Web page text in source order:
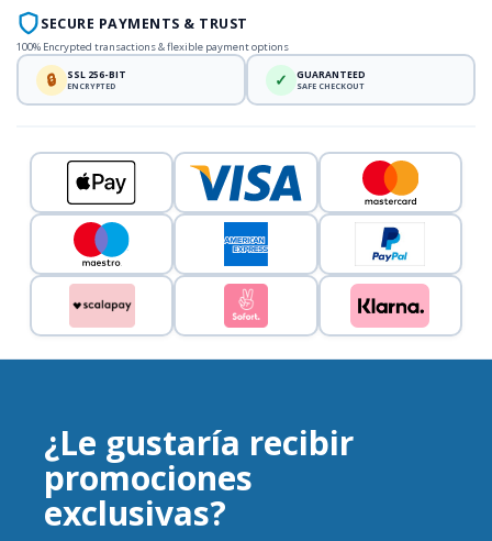
SECURE PAYMENTS & TRUST
100% Encrypted transactions & flexible payment options
🔒 SSL 256-BIT
ENCRYPTED ✓ GUARANTEED
SAFE CHECKOUT
¿Le gustaría recibir
promociones
exclusivas?